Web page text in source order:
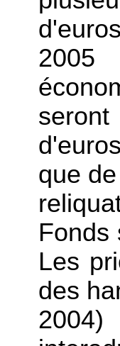
2005
que
Fonds
Les
des